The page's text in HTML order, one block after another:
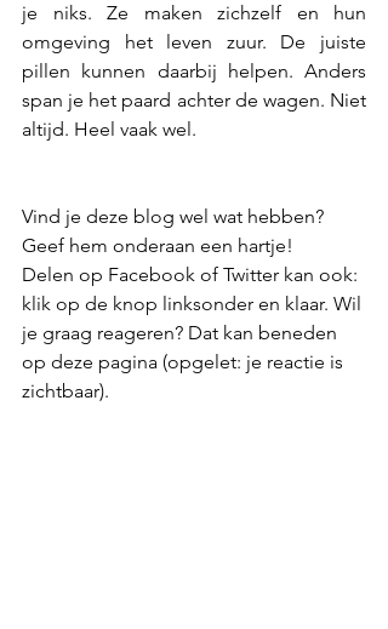
je niks. Ze maken zichzelf en hun
omgeving het leven zuur. De juiste
pillen kunnen daarbij helpen. Anders
span je het paard achter de wagen. Niet
altijd. Heel vaak wel.
Vind je deze blog wel wat hebben?
Geef hem onderaan een hartje!
Delen op Facebook of Twitter kan ook:
klik op de knop linksonder en klaar. Wil
je graag reageren? Dat kan beneden
op deze pagina (opgelet: je reactie is
zichtbaar).